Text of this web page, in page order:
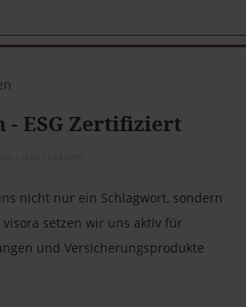
- ESG Zertifiziert
nicht nur ein Schlagwort, sondern
setzen wir uns aktiv für
und Versicherungsprodukte